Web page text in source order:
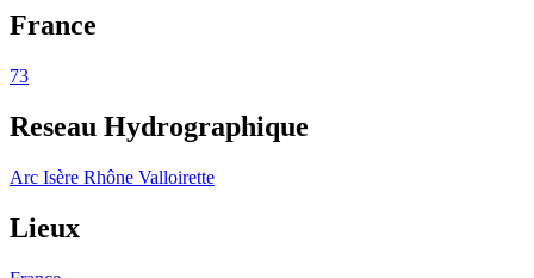
France
73
Reseau Hydrographique
Arc Isère Rhône Valloirette
Lieux